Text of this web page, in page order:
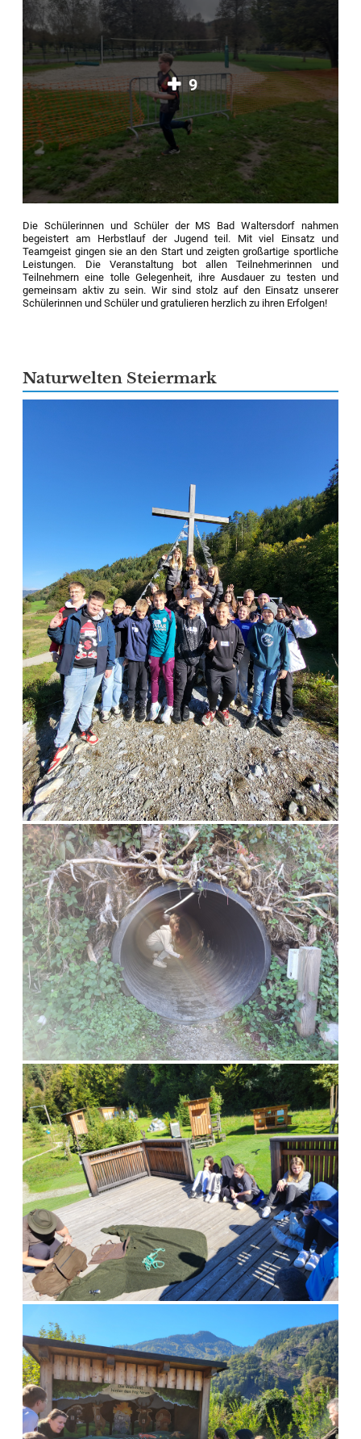
9
Die Schülerinnen und Schüler der MS Bad Waltersdorf nahmen
begeistert am Herbstlauf der Jugend teil. Mit viel Einsatz und
Teamgeist gingen sie an den Start und zeigten großartige sportliche
Leistungen. Die Veranstaltung bot allen Teilnehmerinnen und
Teilnehmern eine tolle Gelegenheit, ihre Ausdauer zu testen und
gemeinsam aktiv zu sein. Wir sind stolz auf den Einsatz unserer
Schülerinnen und Schüler und gratulieren herzlich zu ihren Erfolgen!
Naturwelten Steiermark